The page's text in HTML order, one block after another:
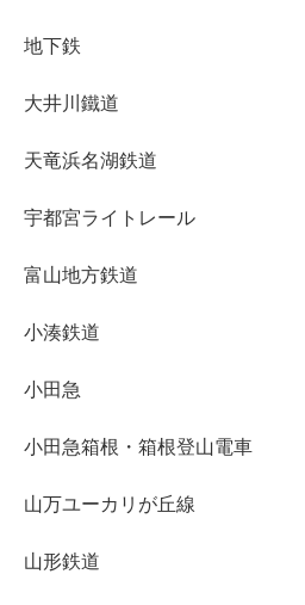
地下鉄
大井川鐵道
天竜浜名湖鉄道
宇都宮ライトレール
富山地方鉄道
小湊鉄道
小田急
小田急箱根・箱根登山電車
山万ユーカリが丘線
山形鉄道